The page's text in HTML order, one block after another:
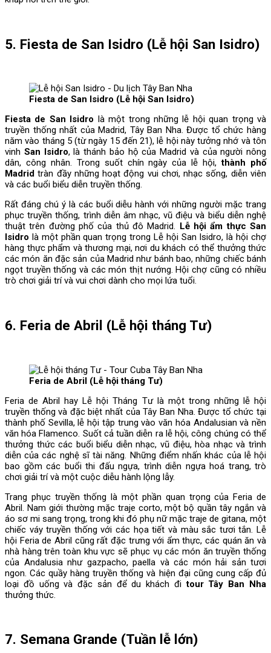
5. Fiesta de San Isidro (Lễ hội San Isidro)
Fiesta de San Isidro (Lễ hội San Isidro)
Fiesta de San Isidro là một trong những lễ hội quan trọng và
truyền thống nhất của Madrid, Tây Ban Nha. Được tổ chức hàng
năm vào tháng 5 (từ ngày 15 đến 21), lễ hội này tưởng nhớ và tôn
vinh San Isidro, là thánh bảo hộ của Madrid và của người nông
dân, công nhân. Trong suốt chín ngày của lễ hội, thành phố
Madrid tràn đầy những hoạt động vui chơi, nhạc sống, diễn viên
và các buổi biểu diễn truyền thống.
Rất đáng chú ý là các buổi diễu hành với những người mặc trang
phục truyền thống, trình diễn âm nhạc, vũ điệu và biểu diễn nghệ
thuật trên đường phố của thủ đô Madrid. Lễ hội ẩm thực San
Isidro là một phần quan trọng trong Lễ hội San Isidro, là hội chợ
hàng thực phẩm và thương mại, nơi du khách có thể thưởng thức
các món ăn đặc sản của Madrid như bánh bao, những chiếc bánh
ngọt truyền thống và các món thịt nướng. Hội chợ cũng có nhiều
trò chơi giải trí và vui chơi dành cho mọi lứa tuổi.
6. Feria de Abril (Lễ hội tháng Tư)
Feria de Abril (Lễ hội tháng Tư)
Feria de Abril hay Lễ hội Tháng Tư là một trong những lễ hội
truyền thống và đặc biệt nhất của Tây Ban Nha. Được tổ chức tại
thành phố Sevilla, lễ hội tập trung vào văn hóa Andalusian và nền
văn hóa Flamenco. Suốt cả tuần diễn ra lễ hội, công chúng có thể
thưởng thức các buổi biểu diễn nhạc, vũ điệu, hòa nhạc và trình
diễn của các nghệ sĩ tài năng. Những điểm nhấn khác của lễ hội
bao gồm các buổi thi đấu ngựa, trình diễn ngựa hoá trang, trò
chơi giải trí và một cuộc diễu hành lộng lẫy.
Trang phục truyền thống là một phần quan trọng của Feria de
Abril. Nam giới thường mặc traje corto, một bộ quần tây ngắn và
áo sơ mi sang trọng, trong khi đó phụ nữ mặc traje de gitana, một
chiếc váy truyền thống với các họa tiết và màu sắc tươi tắn. Lễ
hội Feria de Abril cũng rất đặc trưng với ẩm thực, các quán ăn và
nhà hàng trên toàn khu vực sẽ phục vụ các món ăn truyền thống
của Andalusia như gazpacho, paella và các món hải sản tươi
ngon. Các quầy hàng truyền thống và hiện đại cũng cung cấp đủ
loại đồ uống và đặc sản để du khách đitour Tây Ban Nha
thưởng thức.
7. Semana Grande (Tuần lễ lớn)